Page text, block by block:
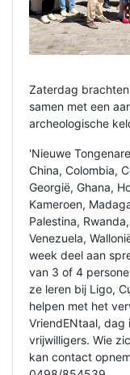
Zaterdag
samen met een
archeologische
'Nieuwe
China, Colombia,
Georgië, Ghana,
Kameroen,
Palestina,
Venezuela,
week deel aan
van 3 of 4
ze leren bij Ligo,
helpen met het
VriendENtaal,
vrijwilligers. Wie
kan contact